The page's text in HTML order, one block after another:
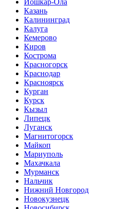
Казань
Калининград
Калуга
Кемерово
Киров
Кострома
Красногорск
Краснодар
Красноярск
Курган
Курск
Кызыл
Липецк
Луганск
Магнитогорск
Майкоп
Мариуполь
Махачкала
Мурманск
Нальчик
Нижний Новгород
Новокузнецк